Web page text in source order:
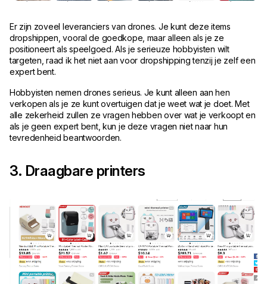
Er zijn zoveel leveranciers van drones. Je kunt deze items
dropshippen, vooral de goedkope, maar alleen als je ze
positioneert als speelgoed. Als je serieuze hobbyisten wilt
targeten, raad ik het niet aan voor dropshipping tenzij je zelf een
expert bent.
Hobbyisten nemen drones serieus. Je kunt alleen aan hen
verkopen als je ze kunt overtuigen dat je weet wat je doet. Met
alle zekerheid zullen ze vragen hebben over wat je verkoopt en
als je geen expert bent, kun je deze vragen niet naar hun
tevredenheid beantwoorden.
3. Draagbare printers